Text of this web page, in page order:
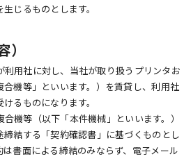
じるものとします。
）
利用社に対し、当社が取り扱うプリンタお
合機等」といいます。）を賃貸し、利用社
るものになります。
機等（以下「本件機械」といいます。）
締結する「契約確認書」に基づくものとし
は書面による締結のみならず、電子メール